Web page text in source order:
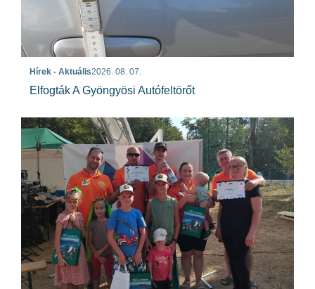
Hírek - Aktuális2026. 08. 07.
Elfogták A Gyöngyösi Autófeltörőt